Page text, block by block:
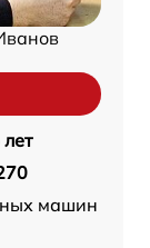
лет
машин